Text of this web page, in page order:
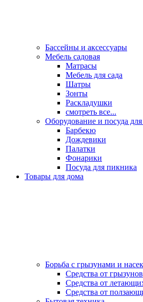
Бассейны и аксессуары
Мебель садовая
Матрасы
Мебель для сада
Шатры
Зонты
Раскладушки
смотреть все...
Оборудование и посуда
Барбекю
Дождевики
Палатки
Фонарики
Посуда для пикника
Товары для дома
Борьба с грызунами и
Средства от грызунов
Средства от
Средства от